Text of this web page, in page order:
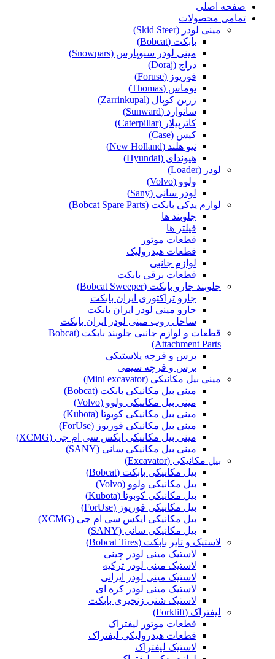
صفحه اصلی
تمامی محصولات
مینی لودر (Skid Steer)
بابکت (Bobcat)
مینی لودر سنوپارس (Snowpars)
دراج (Doraj)
فوریوز (Foruse)
توماس (Thomas)
زرین کوپال (Zarrinkupal)
سانوارد (Sunward)
کاترپیلار (Caterpillar)
کیس (Case)
نیو هلند (New Holland)
هیوندای (Hyundai)
لودر (Loader)
ولوو (Volvo)
لودر سانی (Sany)
لوازم یدکی بابکت (Bobcat Spare Parts)
جلوبند ها
فیلتر ها
قطعات موتور
قطعات هیدرولیک
لوازم جانبی
قطعات برقی بابکت
جلوبند جارو بابکت (Bobcat Sweeper)
جارو تراکتوری ایران بابکت
جارو مینی لودر ایران بابکت
ساحل روب مینی لودر ایران بابکت
قطعات و لوازم جانبی جلوبند بابکت (Bobcat
Attachment Parts)
برس و فرچه پلاستیکی
برس و فرچه سیمی
مینی بیل مکانیکی (Mini excavator)
مینی بیل مکانیکی بابکت (Bobcat)
مینی بیل مکانیکی ولوو (Volvo)
مینی بیل مکانیکی کوبوتا (Kubota)
مینی بیل مکانیکی فوریوز (ForUse)
مینی بیل مکانیکی ایکس سی ام جی (XCMG)
مینی بیل مکانیکی سانی (SANY)
بیل مکانیکی (Excavator)
بیل مکانیکی بابکت (Bobcat)
بیل مکانیکی ولوو (Volvo)
بیل مکانیکی کوبوتا (Kubota)
بیل مکانیکی فوریوز (ForUse)
بیل مکانیکی ایکس سی ام جی (XCMG)
بیل مکانیکی سانی (SANY)
لاستیک و تایر بابکت (Bobcat Tires)
لاستیک مینی لودر چینی
لاستیک مینی لودر ترکیه
لاستیک مینی لودر ایرانی
لاستیک مینی لودر کره ای
لاستیک شنی زنجیری بابکت
لیفتراک (Forklift)
قطعات موتور لیفتراک
قطعات هیدرولیکی لیفتراک
لاستیک لیفتراک